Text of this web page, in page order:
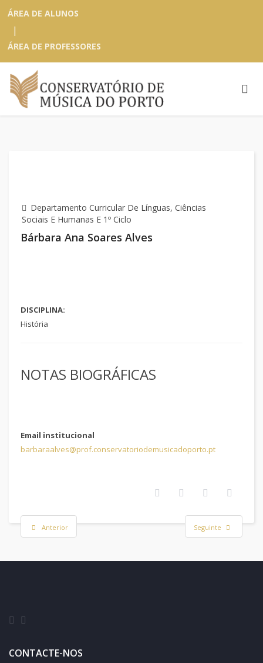
ÁREA DE ALUNOS
|
ÁREA DE PROFESSORES
Departamento Curricular De Línguas, Ciências
Sociais E Humanas E 1º Ciclo
Bárbara Ana Soares Alves
DISCIPLINA:
História
NOTAS BIOGRÁFICAS
Email institucional
barbaraalves@prof.conservatoriodemusicadoporto.pt
Anterior Seguinte
CONTACTE-NOS